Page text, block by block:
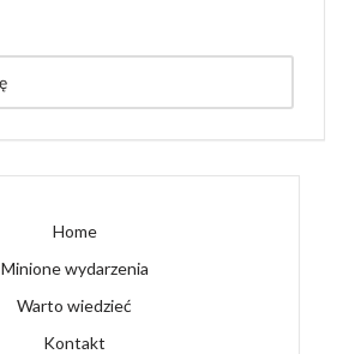
Home
Minione wydarzenia
Warto wiedzieć
Kontakt